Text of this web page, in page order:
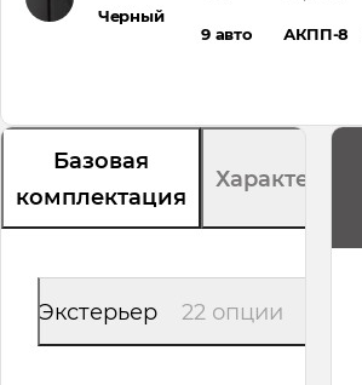
Черный
9 авто АКПП-8
Базовая
комплектация
Экстерьер 22 опции